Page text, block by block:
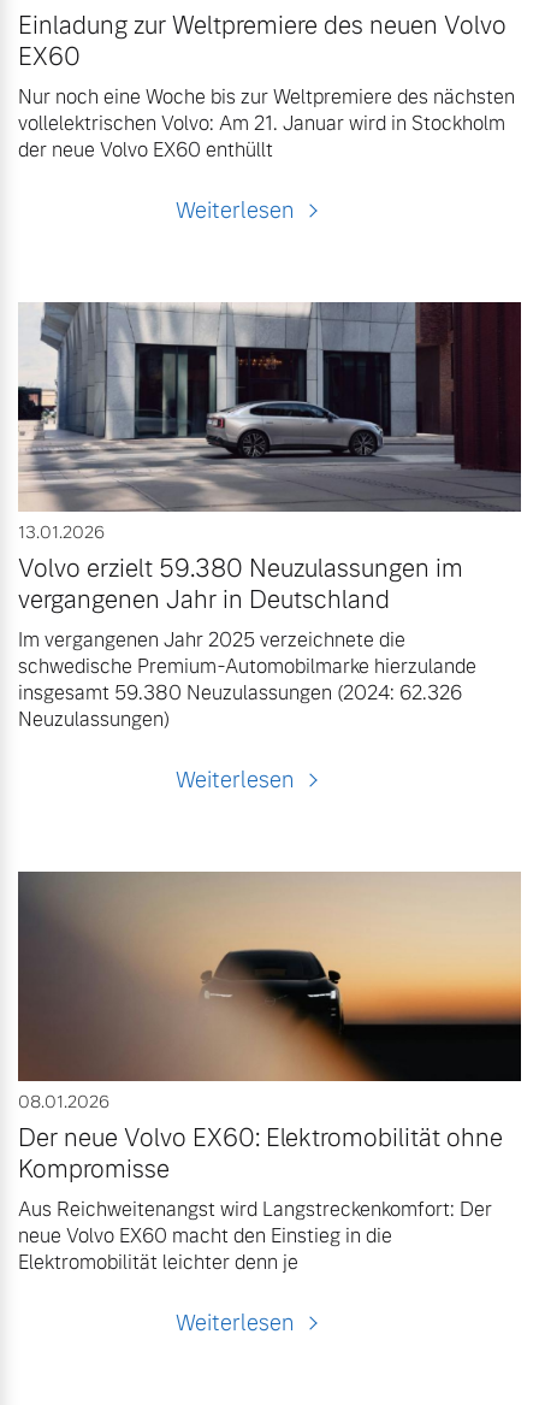
Einladung zur Weltpremiere des neuen Volvo
EX60
Nur noch eine Woche bis zur Weltpremiere des nächsten
vollelektrischen Volvo: Am 21. Januar wird in Stockholm
der neue Volvo EX60 enthüllt
Weiterlesen
13.01.2026
Volvo erzielt 59.380 Neuzulassungen im
vergangenen Jahr in Deutschland
Im vergangenen Jahr 2025 verzeichnete die
schwedische Premium-Automobilmarke hierzulande
insgesamt 59.380 Neuzulassungen (2024: 62.326
Neuzulassungen)
Weiterlesen
08.01.2026
Der neue Volvo EX60: Elektromobilität ohne
Kompromisse
Aus Reichweitenangst wird Langstreckenkomfort: Der
neue Volvo EX60 macht den Einstieg in die
Elektromobilität leichter denn je
Weiterlesen